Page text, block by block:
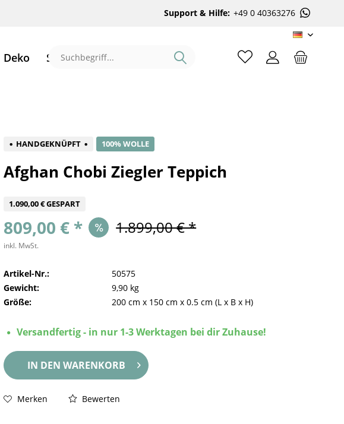
Support & Hilfe: +49 0 40363276
DE
Deko Sale %
HANDGEKNÜPFT 100% WOLLE
Afghan Chobi Ziegler Teppich
1.090,00 € GESPART
809,00 € * 1.899,00 € *
inkl. MwSt.
Artikel-Nr.:
50575
Gewicht:
9,90 kg
Größe:
200 cm x 150 cm x0.5 cm (L x B x H)
Versandfertig - in nur 1-3 Werktagen bei dir Zuhause!
IN DEN WARENKORB
Merken Bewerten